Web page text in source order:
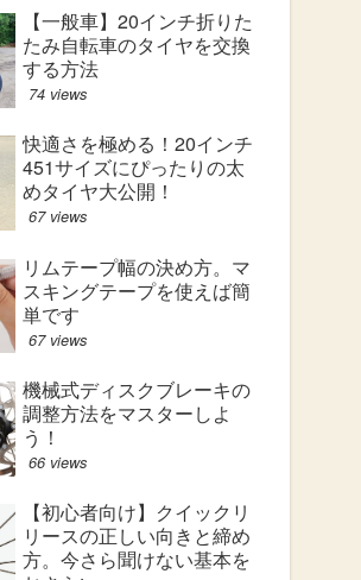
【一般車】20インチ折りた
たみ自転車のタイヤを交換
する方法
74 views
快適さを極める！20インチ
451サイズにぴったりの太
めタイヤ大公開！
67 views
リムテープ幅の決め方。マ
スキングテープを使えば簡
単です
67 views
機械式ディスクブレーキの
調整方法をマスターしよ
う！
66 views
【初心者向け】クイックリ
リースの正しい向きと締め
方。今さら聞けない基本を